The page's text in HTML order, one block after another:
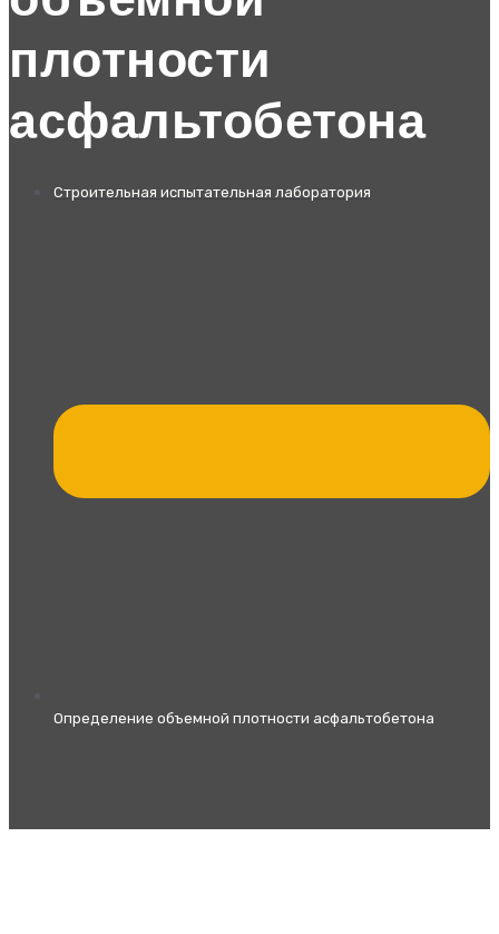
плотности
асфальтобетона
Строительная испытательная лаборатория
Определение объемной плотности асфальтобетона